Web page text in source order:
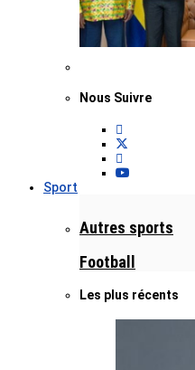
Nous Suivre
Sport
Autres sports
Football
Les plus récents